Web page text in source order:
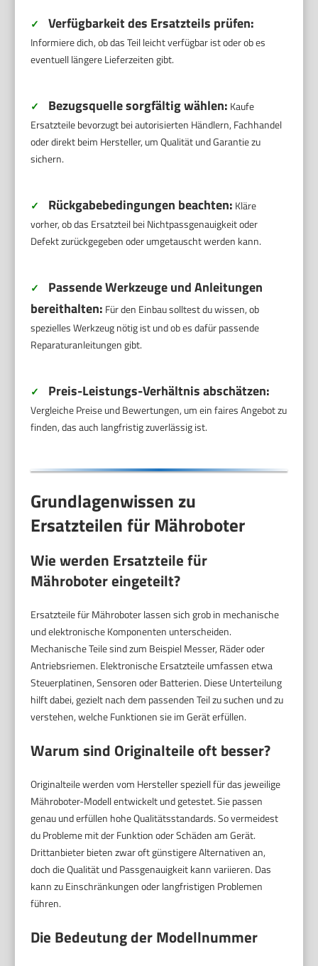
✓ Verfügbarkeit des Ersatzteils prüfen:
Informiere dich, ob das Teil leicht verfügbar ist oder ob es
eventuell längere Lieferzeiten gibt.
✓ Bezugsquelle sorgfältig wählen: Kaufe
Ersatzteile bevorzugt bei autorisierten Händlern, Fachhandel
oder direkt beim Hersteller, um Qualität und Garantie zu
sichern.
✓ Rückgabebedingungen beachten: Kläre
vorher, ob das Ersatzteil bei Nichtpassgenauigkeit oder
Defekt zurückgegeben oder umgetauscht werden kann.
✓
Passende Werkzeuge und Anleitungen
bereithalten: Für den Einbau solltest du wissen, ob
spezielles Werkzeug nötig ist und ob es dafür passende
Reparaturanleitungen gibt.
✓ Preis-Leistungs-Verhältnis abschätzen:
Vergleiche Preise und Bewertungen, um ein faires Angebot zu
finden, das auch langfristig zuverlässig ist.
Grundlagenwissen zu
Ersatzteilen für Mähroboter
Wie werden Ersatzteile für
Mähroboter eingeteilt?
Ersatzteile für Mähroboter lassen sich grob in mechanische
und elektronische Komponenten unterscheiden.
Mechanische Teile sind zum Beispiel Messer, Räder oder
Antriebsriemen. Elektronische Ersatzteile umfassen etwa
Steuerplatinen, Sensoren oder Batterien. Diese Unterteilung
hilft dabei, gezielt nach dem passenden Teil zu suchen und zu
verstehen, welche Funktionen sie im Gerät erfüllen.
Warum sind Originalteile oft besser?
Originalteile werden vom Hersteller speziell für das jeweilige
Mähroboter-Modell entwickelt und getestet. Sie passen
genau und erfüllen hohe Qualitätsstandards. So vermeidest
du Probleme mit der Funktion oder Schäden am Gerät.
Drittanbieter bieten zwar oft günstigere Alternativen an,
doch die Qualität und Passgenauigkeit kann variieren. Das
kann zu Einschränkungen oder langfristigen Problemen
führen.
Die Bedeutung der Modellnummer